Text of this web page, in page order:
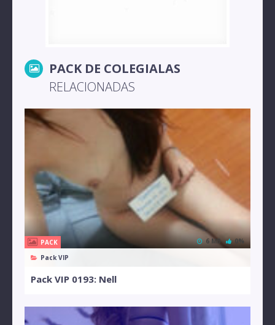
PACK DE COLEGIALAS
RELACIONADAS
PACK
Pack VIP
6 MB 0%
Pack VIP 0193: Nell